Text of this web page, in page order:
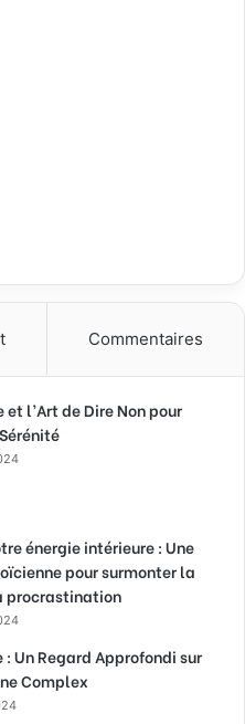
Commentaires
et l’Art de Dire Non pour
énergie intérieure : Une
pour surmonter la
procrastination
Un Regard Approfondi sur
Complex